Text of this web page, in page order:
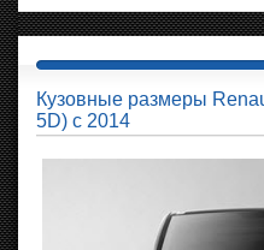
Кузовные размеры
5D) с 2014